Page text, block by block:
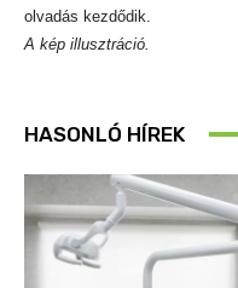
olvadás kezdődik.
A kép illusztráció.
HASONLÓ HÍREK